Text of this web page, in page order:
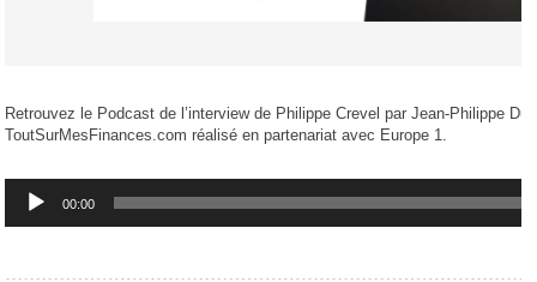
Retrouvez le Podcast de l’interview de Philippe Crevel par Jean-Philippe
ToutSurMesFinances.com réalisé en partenariat avec Europe 1.
Lecteur
audio
00:00